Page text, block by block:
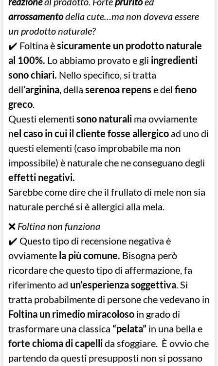
arrossamentodella cute…ma non doveva essere
un prodotto naturale?
✔️ Foltina èsicuramente un prodotto naturale
al 100%. Lo abbiamo provato e gli ingredienti
sono chiari. Nello specifico, si tratta
dell’arginina, della serenoa repens e del fieno
greco.
Questi elementi sono naturalima ovviamente
nel caso in cui il cliente fosse allergicoad uno di
questi elementi (caso improbabile ma non
impossibile) è naturale che ne conseguano degli
effetti negativi.
Sarebbe come dire che il frullato di mele non sia
naturale perché si è allergici alla mela.
❌ Foltina non funziona
✔️ Questo tipo di recensione negativa è
ovviamente la più comune. Bisogna però
ricordare che questo tipo di affermazione, fa
riferimento ad un’esperienza soggettiva. Si
tratta probabilmente di persone che vedevano in
Foltina un rimedio miracolosoin grado di
trasformare una classica “pelata” in una bella e
forte chioma di capellida sfoggiare. È ovvio che
partendo da questi presupposti non si possano